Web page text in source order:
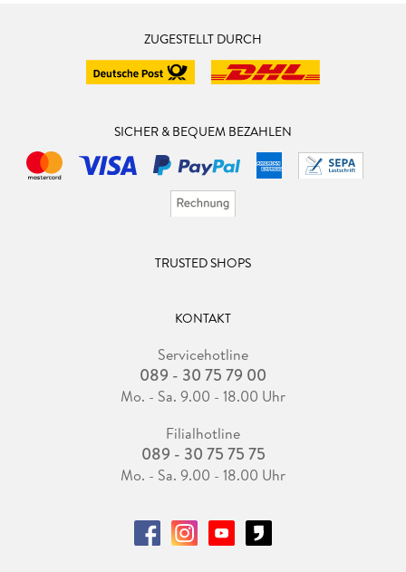
ZUGESTELLT DURCH
SICHER & BEQUEM BEZAHLEN
TRUSTED SHOPS
KONTAKT
Servicehotline
089 - 30 75 79 00
Mo. - Sa. 9.00 - 18.00 Uhr
Filialhotline
089 - 30 75 75 75
Mo. - Sa. 9.00 - 18.00 Uhr